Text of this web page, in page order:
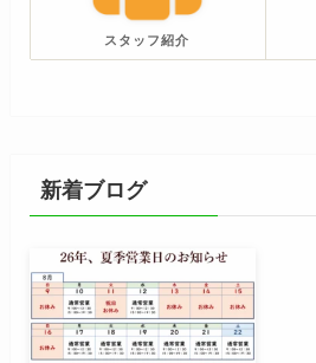
スタッフ紹介
新着ブログ